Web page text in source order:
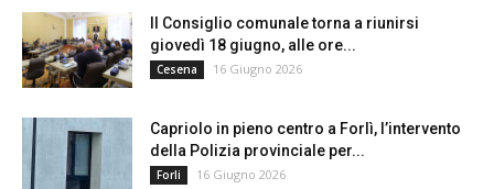
Il Consiglio comunale torna a riunirsi
giovedì 18 giugno, alle ore...
Cesena 16 Giugno 2026
Capriolo in pieno centro a Forlì, l’intervento
della Polizia provinciale per...
Forli 16 Giugno 2026